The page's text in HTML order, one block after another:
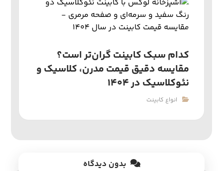
کدام سبک کابینت گران‌تر است؟
مقایسه دقیق قیمت مدرن، کلاسیک و
نئوکلاسیک در ۱۴۰۴
انواع کابینت
بدون دیدگاه